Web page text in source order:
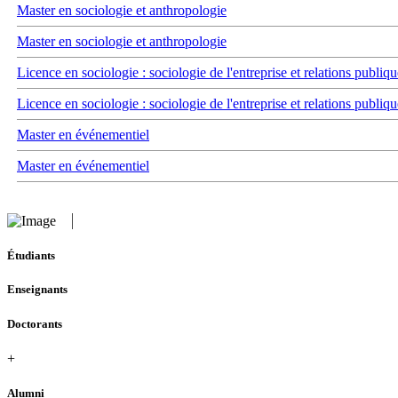
Master en sociologie et anthropologie
Master en sociologie et anthropologie
Licence en sociologie : sociologie de l'entreprise et relations
Licence en sociologie : sociologie de l'entreprise et relations
Master en événementiel
Master en événementiel
Étudiants
Enseignants
Doctorants
+
Alumni